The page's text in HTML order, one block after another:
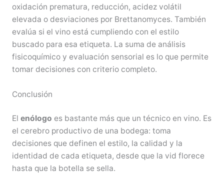
oxidación prematura, reducción, acidez volátil
elevada o desviaciones por Brettanomyces. También
evalúa si el vino está cumpliendo con el estilo
buscado para esa etiqueta. La suma de análisis
fisicoquímico y evaluación sensorial es lo que permite
tomar decisiones con criterio completo.
Conclusión
El enólogo es bastante más que un técnico en vino. Es
el cerebro productivo de una bodega: toma
decisiones que definen el estilo, la calidad y la
identidad de cada etiqueta, desde que la vid florece
hasta que la botella se sella.